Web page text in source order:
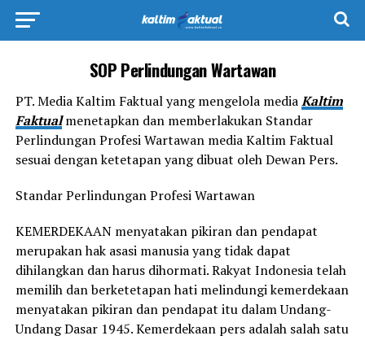
SOP Perlindungan Wartawan
PT. Media Kaltim Faktual yang mengelola mediaKaltim
Faktualmenetapkan dan memberlakukan Standar
Perlindungan Profesi Wartawan media Kaltim Faktual
sesuai dengan ketetapan yang dibuat oleh Dewan Pers.
Standar Perlindungan Profesi Wartawan
KEMERDEKAAN menyatakan pikiran dan pendapat
merupakan hak asasi manusia yang tidak dapat
dihilangkan dan harus dihormati. Rakyat Indonesia telah
memilih dan berketetapan hati melindungi kemerdekaan
menyatakan pikiran dan pendapat itu dalam Undang-
Undang Dasar 1945. Kemerdekaan pers adalah salah satu